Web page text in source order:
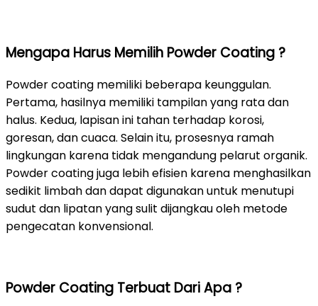
Mengapa Harus Memilih Powder Coating ?
Powder coating memiliki beberapa keunggulan.
Pertama, hasilnya memiliki tampilan yang rata dan
halus. Kedua, lapisan ini tahan terhadap korosi,
goresan, dan cuaca. Selain itu, prosesnya ramah
lingkungan karena tidak mengandung pelarut organik.
Powder coating juga lebih efisien karena menghasilkan
sedikit limbah dan dapat digunakan untuk menutupi
sudut dan lipatan yang sulit dijangkau oleh metode
pengecatan konvensional.
Powder Coating Terbuat Dari Apa ?